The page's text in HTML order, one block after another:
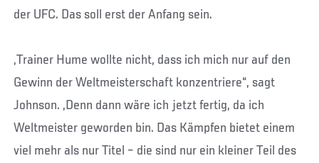
der UFC. Das soll erst der Anfang sein.
„Trainer Hume wollte nicht, dass ich mich nur auf den
Gewinn der Weltmeisterschaft konzentriere“, sagt
Johnson. „Denn dann wäre ich jetzt fertig, da ich
Weltmeister geworden bin. Das Kämpfen bietet einem
viel mehr als nur Titel – die sind nur ein kleiner Teil des